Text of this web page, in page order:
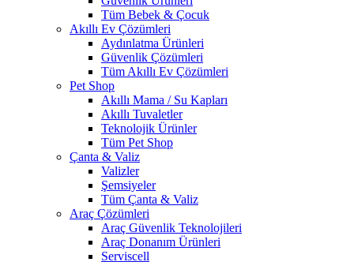
Tüm Bebek & Çocuk
Akıllı Ev Çözümleri
Aydınlatma Ürünleri
Güvenlik Çözümleri
Tüm Akıllı Ev Çözümleri
Pet Shop
Akıllı Mama / Su Kapları
Akıllı Tuvaletler
Teknolojik Ürünler
Tüm Pet Shop
Çanta & Valiz
Valizler
Şemsiyeler
Tüm Çanta & Valiz
Araç Çözümleri
Araç Güvenlik Teknolojileri
Araç Donanım Ürünleri
Serviscell